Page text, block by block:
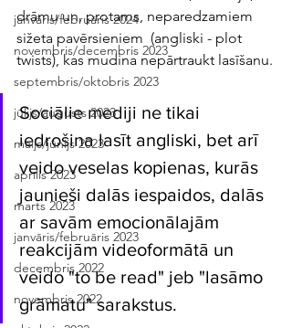
janvāris/februāris 2024
novembris/decembris 2023
septembris/oktobris 2023
jūlijs/augusts 2023
maijs/jūnijs 2023
aprīlis 2023
marts 2023
janvāris/februāris 2023
decembris 2022
novembris 2022
drāmu un, protams, neparedzamiem
sižeta pavērsieniem  (angliski - plot
twists), kas mudina nepārtraukt lasīšanu.
Sociālie mediji ne tikai
iedrošina lasīt angliski, bet arī
veido veselas kopienas, kurās
jaunieši dalās iespaidos, dalās
ar savām emocionālajām
reakcijām videoformātā un
veido "to be read" jeb "lasāmo
grāmatu" sarakstus.